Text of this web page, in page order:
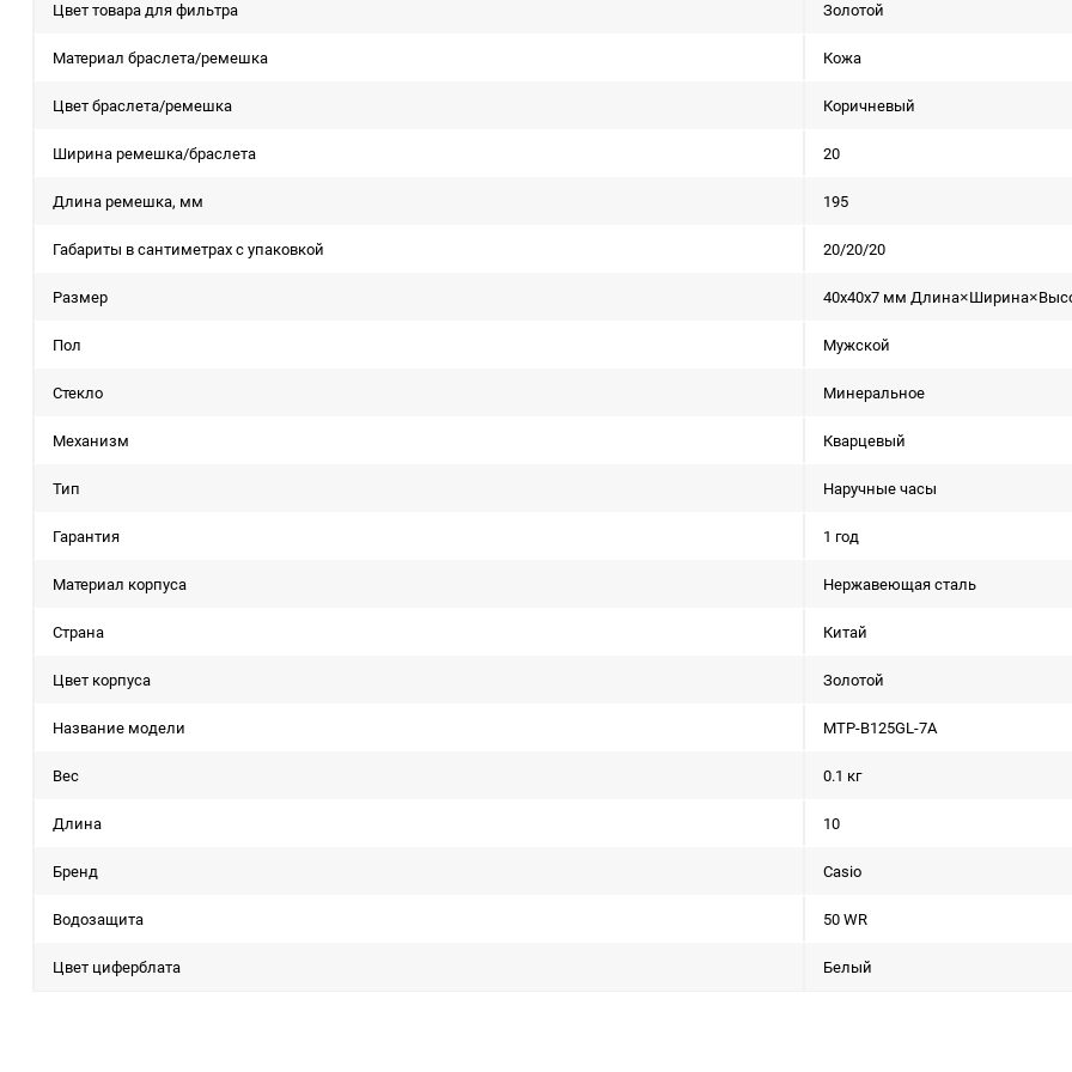
Цвет товара для фильтра Золотой
Материал браслета/ремешка Кожа
Цвет браслета/ремешка Коричневый
Ширина ремешка/браслета 20
Длина ремешка, мм 195
Габариты в сантиметрах с упаковкой 20/20/20
Размер 40x40x7 мм
Пол Мужской
Стекло Минеральное
Механизм Кварцевый
Тип Наручные часы
Гарантия 1 год
Материал корпуса Нержавеющая сталь
Страна Китай
Цвет корпуса Золотой
Название модели MTP-B125GL-7A
Вес 0.1 кг
Длина 10
Бренд Casio
Водозащита 50 WR
Цвет циферблата Белый